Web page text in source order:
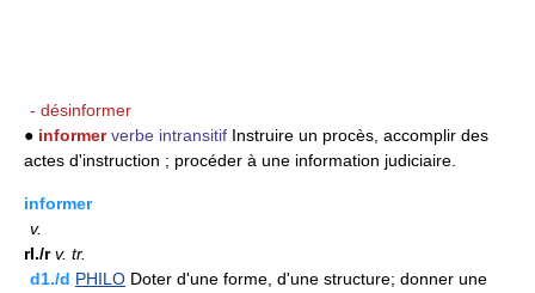
- désinformer
● informer verbe intransitif Instruire un procès, accomplir des
actes d'instruction ; procéder à une information judiciaire.
informer
v.
rI./r v. tr.
d1./d PHILO Doter d'une forme, d'une structure; donner une